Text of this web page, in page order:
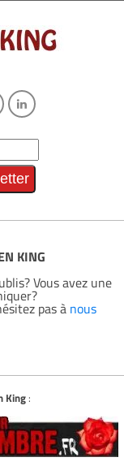
KING
Vous avez une
pas à nous
King: